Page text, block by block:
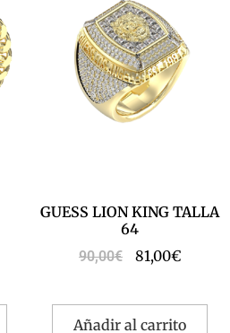
GUESS LION KING TALLA
64
90,00€ 81,00€
Añadir al carrito